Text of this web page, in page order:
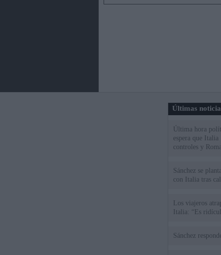
Últimas
Última hora
espera que
controles y
Sánchez se
con Italia tras
Los viajeros
Italia: “Es
Sánchez